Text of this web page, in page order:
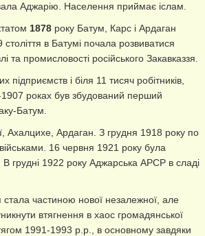
Аджарію. Населення приймає іслам.
1878 року Батум, Карс і Ардаган
століття в Батумі почала розвиватися
та промисловості російського Закавказзя.
підприємств і біля 11 тисяч робітників,
роках був збудований перший
Батум.
Ахалцихе, Ардаган. З грудня 1918 року по
16 червня 1921 року була
грудні 1922 року Аджарська АРСР в сладі
частиною нової незалежної, але
втягнення в хаос громадянської
1991-1993 р.р., в основному завдяки